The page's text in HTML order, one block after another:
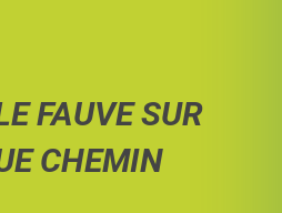
FAUVE SUR
CHEMIN